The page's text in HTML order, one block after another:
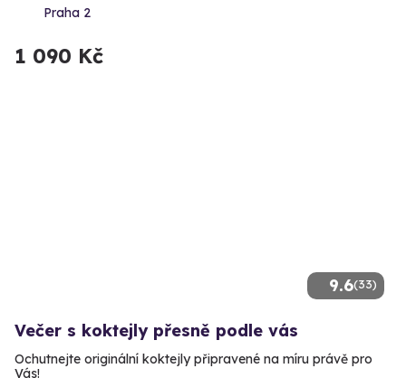
Praha 2
1 090 Kč
9.6(33)
Večer s koktejly přesně podle vás
Ochutnejte originální koktejly připravené na míru právě pro
Vás!